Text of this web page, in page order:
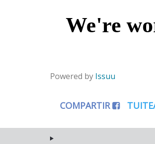
Powered by Issuu
COMPARTIR